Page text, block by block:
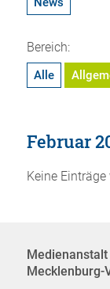
Bereich:
Alle
Februar
Keine
Medienanstalt
Mecklenburg-